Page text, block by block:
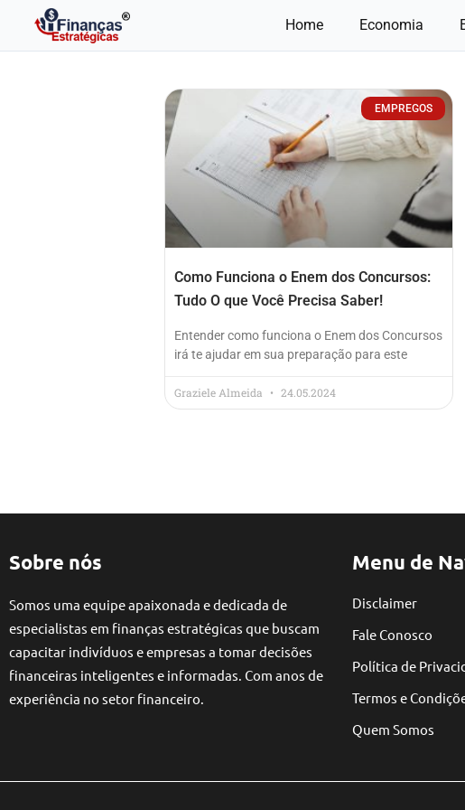
Home Economia
EMPREGOS
Como Funciona o Enem dos Concursos:
Tudo O que Você Precisa Saber!
Entender como funciona o Enem dos Concursos
irá te ajudar em sua preparação para este
Graziele Almeida 24.05.2024
Sobre nós
Somos uma equipe apaixonada e dedicada de
especialistas em finanças estratégicas que buscam
capacitar indivíduos e empresas a tomar decisões
financeiras inteligentes e informadas. Com anos de
experiência no setor financeiro.
Menu de
Disclaimer
Fale Conosco
Política de
Termos e
Quem Somos